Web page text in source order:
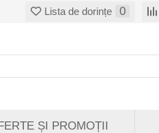
Lista de dorințe 0
ȘI PROMOȚII